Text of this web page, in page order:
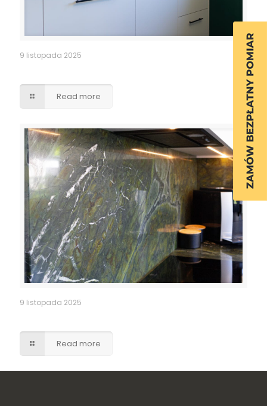
9 listopada 2025
Read more
9 listopada 2025
Read more